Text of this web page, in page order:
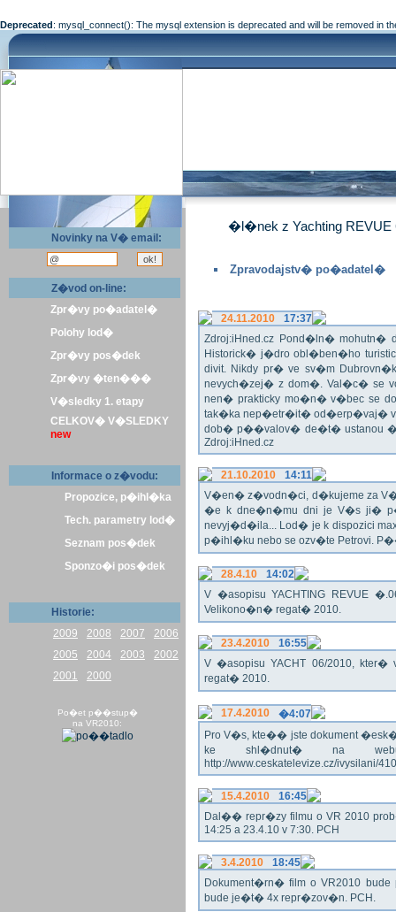
Deprecated: mysql_connect(): The mysql extension is deprecated and will be removed in
Novinky na V� email:
Z�vod on-line:
Zpr�vy po�adatel�
Polohy lod�
Zpr�vy pos�dek
Zpr�vy �ten���
V�sledky 1. etapy
CELKOV� V�SLEDKY
new
Informace o z�vodu:
Propozice, p�ihl�ka
Tech. parametry lod�
Seznam pos�dek
Sponzo�i pos�dek
Historie:
2009
2008 2007
2006
2005
2004 2003
2002
2001
2000
Po�et p��stup�
na VR2010:
�l�nek z Yachting REVUE
Zpravodajstv� po�adatel�
24.11.2010
17:37
Zdroj:iHned.cz Pond�ln�
Historick� j�dro obl�ben�ho
divit. Nikdy pr� ve sv�m
nevych�zej� z dom�. Val�c� se
nen� prakticky mo�n� v�bec se
tak�ka nep�etr�it� od�erp�vaj�
dob� p��valov� de�t� ustanou
Zdroj:iHned.cz
21.10.2010
14:11
V�en� z�vodn�ci, d�kujeme za V�
�e k dne�n�mu dni je V�s ji�
nevyj�d�ila... Lod� je k dispozici
p�ihl�ku nebo se ozv�te Petrovi.
28.4.10
14:02
V �asopisu YACHTING REVUE
Velikono�n� regat� 2010.
23.4.2010
16:55
V �asopisu YACHT 06/2010,
regat� 2010.
17.4.2010
�4:07
Pro V�s, kte�� jste dokument
ke shl�dnut� na
http://www.ceskatelevize.cz/ivysilani/
15.4.2010
16:45
Dal�� repr�zy filmu o VR 2010
14:25 a 23.4.10 v 7:30. PCH
3.4.2010
18:45
Dokument�rn� film o VR2010
bude je�t� 4x repr�zov�n. PCH.